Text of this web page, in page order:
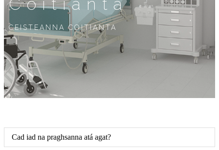
CEISTEANNA COITIANTA
Cad iad na praghsanna atá agat?